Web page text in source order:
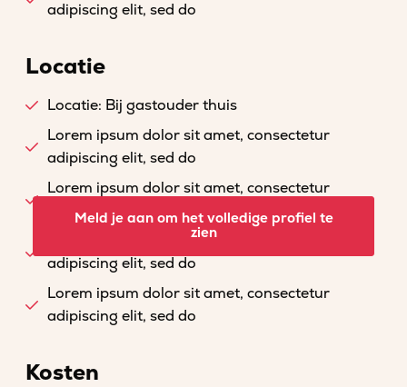
adipiscing elit, sed do
Locatie
Locatie: Bij gastouder thuis
Lorem ipsum dolor sit amet, consectetur
adipiscing elit, sed do
Lorem ipsum dolor sit amet, consectetur
adipiscing elit, sed do
Lorem ipsum dolor sit amet, consectetur
adipiscing elit, sed do
Lorem ipsum dolor sit amet, consectetur
adipiscing elit, sed do
Meld je aan om het volledige profiel te
zien
Kosten